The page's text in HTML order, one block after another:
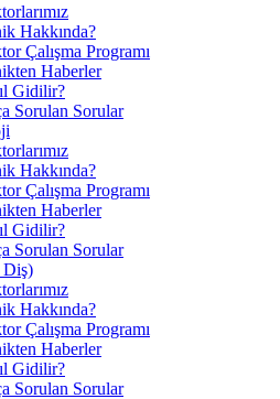
Hakkında?
Çalışma Programı
Haberler
Gidilir?
Sorulan Sorular
Hakkında?
Çalışma Programı
Haberler
Gidilir?
Sorulan Sorular
Diş)
Hakkında?
Çalışma Programı
Haberler
Gidilir?
Sorulan Sorular